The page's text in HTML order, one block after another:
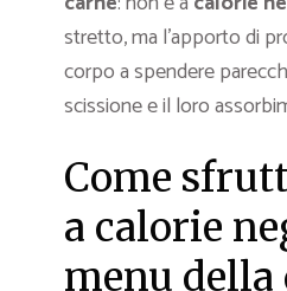
stretto, ma l’apporto di
corpo a spendere
scissione e il loro
Come
a calorie
menu della